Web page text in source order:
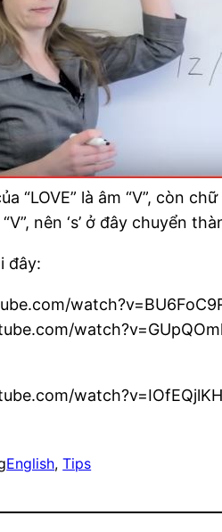
“LOVE” là âm “V”, còn
nên ‘s’ ở đây chuyển
đây:
English, Tips